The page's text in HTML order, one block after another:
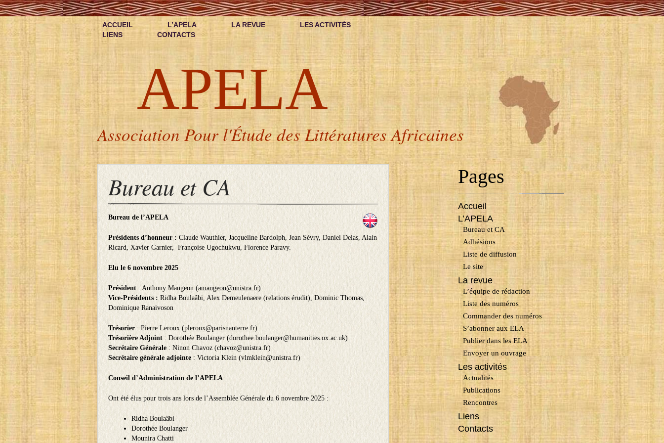
ACCUEIL L’APELA LA REVUE
LES ACTIVITÉS
LIENS
CONTACTS
APELA
Association Pour l'Étude des Littératures Africaines
Bureau et CA
Bureau de l’APELA
Présidents d’honneur : Claude Wauthier, Jacqueline Bardolph, Jean Sévry, Daniel Delas, Alain
Ricard, Xavier Garnier, Françoise Ugochukwu, Florence Paravy.
Elu le 6 novembre 2025
Président : Anthony Mangeon (amangeon@unistra.fr)
Vice-Présidents : Ridha Boulaâbi, Alex Demeulenaere (relations érudit), Dominic Thomas,
Dominique Ranaivoson
Trésorier : Pierre Leroux (pleroux@parisnanterre.fr)
Trésorière Adjoint : Dorothée Boulanger (dorothee.boulanger@humanities.ox.ac.uk)
Secrétaire Générale : Ninon Chavoz (chavoz@unistra.fr)
Secrétaire générale adjointe : Victoria Klein (vlmklein@unistra.fr)
Conseil d’Administration de l’APELA
Ont été élus pour trois ans lors de l’Assemblée Générale du 6 novembre 2025 :
Ridha Boulaâbi
Dorothée Boulanger
Mounira Chatti
Pages
Accueil
L’APELA
Bureau et CA
Adhésions
Liste de diffusion
Le site
La revue
L’équipe de rédaction
Liste des numéros
Commander des numéros
S’abonner aux ELA
Publier dans les ELA
Envoyer un ouvrage
Les activités
Actualités
Publications
Rencontres
Liens
Contacts